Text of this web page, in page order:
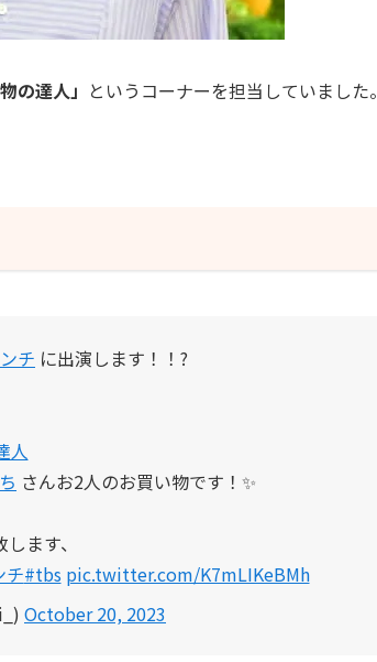
の達人」 というコーナーを担当していました。
チ に出演します！！?
人
さんお2人のお買い物です！✨️
ます、
#tbs
pic.twitter.com/K7mLIKeBMh
October 20, 2023